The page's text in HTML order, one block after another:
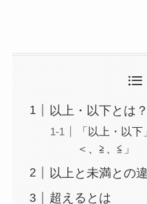
以上・以下とは
「以上・以
＜、≧、≦」
以上と未満との
超えるとは